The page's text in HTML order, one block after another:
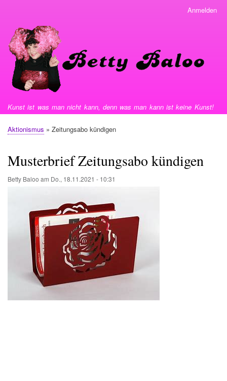
menu
Anmelden
Kunst ist was man nicht kann, denn was man kann ist keine Kunst!
Pfadnavigation
Aktionismus Zeitungsabo kündigen
Musterbrief Zeitungsabo kündigen
Betty Baloo am Do., 18.11.2021 - 10:31